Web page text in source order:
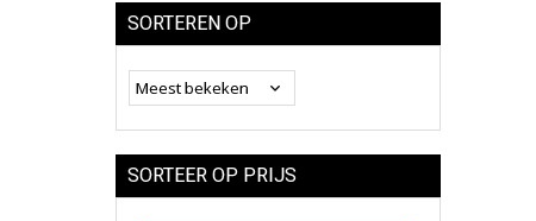
SORTEREN OP
SORTEER OP PRIJS